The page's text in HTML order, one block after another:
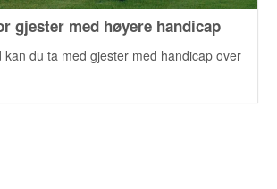
gjester med høyere handicap
kan du ta med gjester med handicap over